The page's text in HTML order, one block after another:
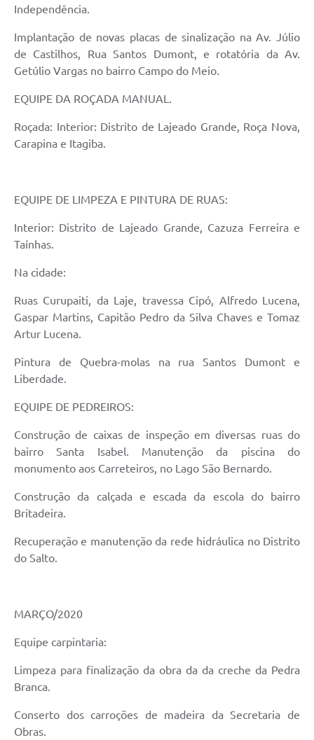
Independência.
Implantação de novas placas de sinalização na Av. Júlio
de Castilhos, Rua Santos Dumont, e rotatória da Av.
Getúlio Vargas no bairro Campo do Meio.
EQUIPE DA ROÇADA MANUAL.
Roçada: Interior: Distrito de Lajeado Grande, Roça Nova,
Carapina e Itagiba.
EQUIPE DE LIMPEZA E PINTURA DE RUAS:
Interior: Distrito de Lajeado Grande, Cazuza Ferreira e
Taínhas.
Na cidade:
Ruas Curupaiti, da Laje, travessa Cipó, Alfredo Lucena,
Gaspar Martins, Capitão Pedro da Silva Chaves e Tomaz
Artur Lucena.
Pintura de Quebra-molas na rua Santos Dumont e
Liberdade.
EQUIPE DE PEDREIROS:
Construção de caixas de inspeção em diversas ruas do
bairro Santa Isabel. Manutenção da piscina do
monumento aos Carreteiros, no Lago São Bernardo.
Construção da calçada e escada da escola do bairro
Britadeira.
Recuperação e manutenção da rede hidráulica no Distrito
do Salto.
MARÇO/2020
Equipe carpintaria:
Limpeza para finalização da obra da da creche da Pedra
Branca.
Conserto dos carroções de madeira da Secretaria de
Obras.